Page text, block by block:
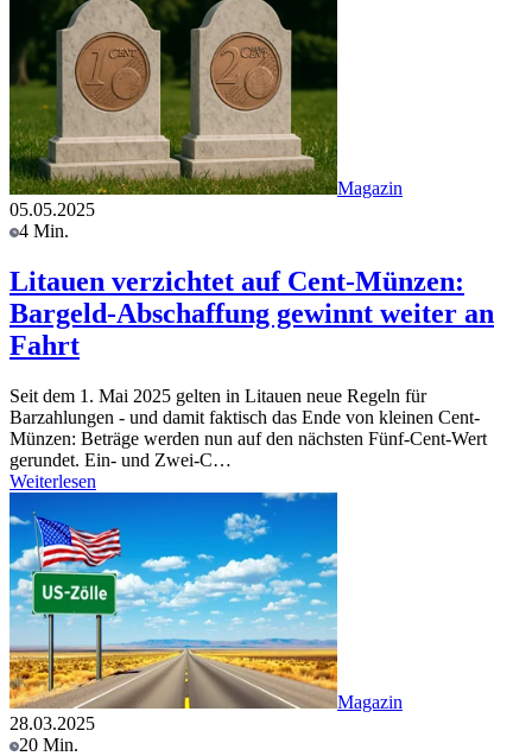
Magazin
05.05.2025
4 Min.
Litauen verzichtet auf Cent-Münzen:
Bargeld-Abschaffung gewinnt weiter an
Fahrt
Seit dem 1. Mai 2025 gelten in Litauen neue Regeln für
Barzahlungen - und damit faktisch das Ende von kleinen Cent-
Münzen: Beträge werden nun auf den nächsten Fünf-Cent-Wert
gerundet. Ein- und Zwei-C…
Weiterlesen
Magazin
28.03.2025
20 Min.